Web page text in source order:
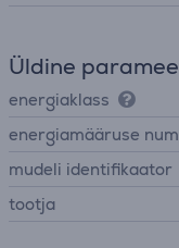
Üldine
energiaklass
energiamääruse
mudeli identifikaator
tootja